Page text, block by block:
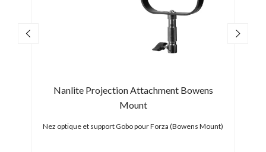
Nanlite Projection Attachment Bowens
Mount
Nez optique et support Gobo pour Forza (Bowens Mount)